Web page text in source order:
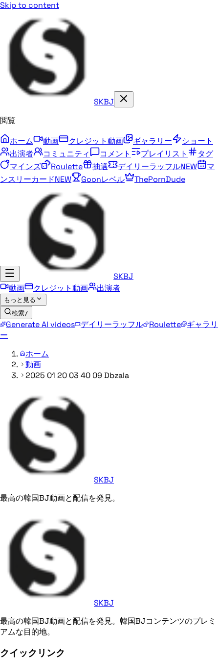
Skip to content
SKBJ
閲覧
ホーム
動画 クレジット動画 ギャラリー
ショート
出演者
コミュニティ コメント プレイリスト
タグ
マインズ
Roulette 抽選 デイリーラッフルNEW
マ
ンスリーカードNEW Goonレベル ThePornDude
SKBJ
動画
クレジット動画 出演者
もっと見る
検索/
Generate AI videos デイリーラッフル Roulette
ギャラリ
ー
ホーム
動画
2025 01 20 03 40 09 Dbzala
SKBJ
最高の韓国BJ動画と配信を発見。
SKBJ
最高の韓国BJ動画と配信を発見。韓国BJコンテンツのプレミ
アムな目的地。
クイックリンク